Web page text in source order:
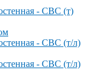
- СВС (т)
- СВС (т/л)
- СВС (т/л)